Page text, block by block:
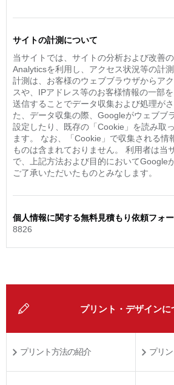
サイトの計測について
当サイトでは、サイトの分析および改善
Analyticsを利用し、アクセス状況等の計測
計測は、お客様のウェブブラウザからア
スや、IPアドレス等のお客様情報の一部
送信することでデータ収集および処理が
た、データ収集の際、Googleがウェブブ
設定したり、既存の「Cookie」を読み取
ます。 なお、「Cookie」で収集される情
ものは含まれておりません。 利用者は当
で、上記方法および目的においてGoogle
ご了承いただいたものとみなします。
個人情報に関する無料見積もり依頼フォー
8826
プリント・デザインに
プリント方法の紹介 プリ